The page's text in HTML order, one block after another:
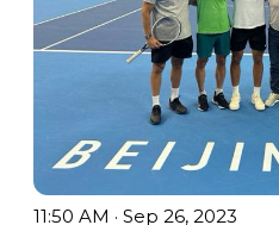
11:50 AM · Sep 26, 2023